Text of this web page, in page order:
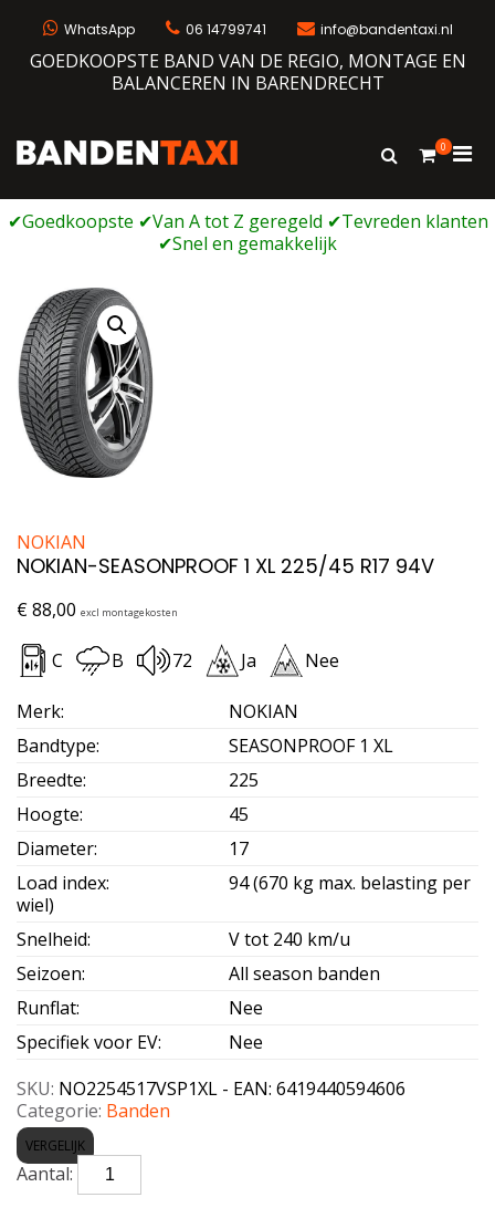
WhatsApp 06 14799741 info@bandentaxi.nl
GOEDKOOPSTE BAND VAN DE REGIO, MONTAGE EN
BALANCEREN IN BARENDRECHT
Bandengarage met eigen webshop
Toon
0
voor
NOKIAN
NOKIAN-SEASONPROOF 1 XL 225/45 R17 94V
€88,00 excl montagekosten
C B 72 Ja Nee
Merk:
NOKIAN
Bandtype:
SEASONPROOF 1 XL
Breedte:
225
Hoogte:
45
Diameter:
17
Load index:
94 (670 kg max. belasting per
wiel)
Snelheid:
V tot 240 km/u
Seizoen:
All season banden
Runflat:
Nee
Specifiek voor EV:
Nee
SKU: NO2254517VSP1XL - EAN: 6419440594606
Categorie: Banden
VERGELIJK
NOKIAN-
SEASONPROOF